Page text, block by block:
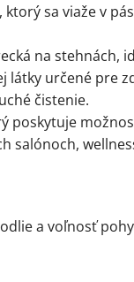
sa viaže v
na stehnách,
látky určené pre
čistenie.
poskytuje
salónoch,
a voľnosť